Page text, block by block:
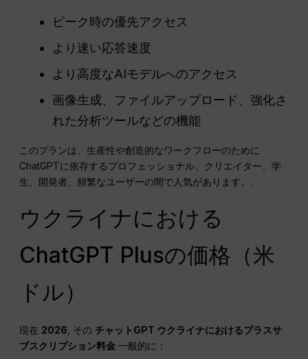
ピーク時の優先アクセス
より速い応答速度
より高度なAIモデルへのアクセス
画像生成、ファイルアップロード、強化さ
れた分析ツールなどの機能
このプランは、生産性や創造的なワークフローのために
ChatGPTに依存するプロフェッショナル、クリエイター、学
生、開発者、頻繁なユーザーの間で人気があります。.
ウクライナにおける
ChatGPT Plusの価格（米
ドル）
現在 2026 , その チャットGPT ウクライナにおけるプラスサ
ブスクリプション料金 一般的に：